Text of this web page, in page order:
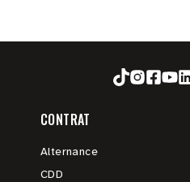
CONTRAT
Alternance
CDD